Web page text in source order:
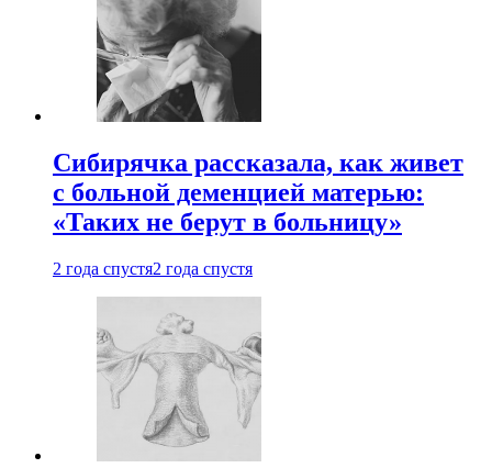
Сибирячка рассказала, как живет
с больной деменцией матерью:
«Таких не берут в больницу»
2 года спустя2 года спустя